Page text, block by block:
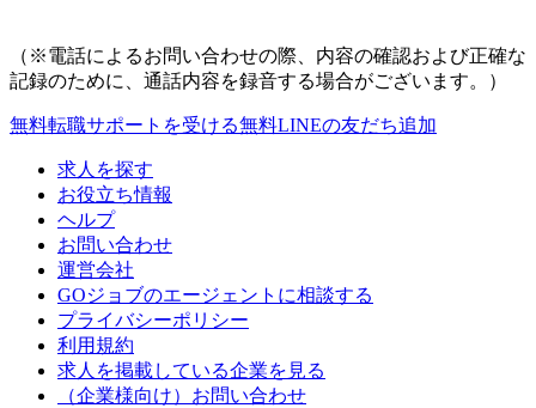
（※電話によるお問い合わせの際、内容の確認および正確な
記録のために、通話内容を録音する場合がございます。）
無料転職サポートを受ける無料LINEの友だち追加
求人を探す
お役立ち情報
ヘルプ
お問い合わせ
運営会社
GOジョブのエージェントに相談する
プライバシーポリシー
利用規約
求人を掲載している企業を見る
（企業様向け）お問い合わせ